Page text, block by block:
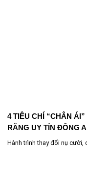
4 TIÊU CHÍ “CHÂN
RĂNG UY TÍN ĐÔNG
Hành trình thay đổi nụ cười,